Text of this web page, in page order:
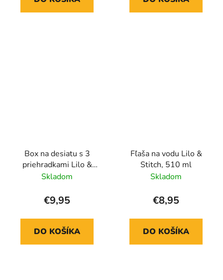
Box na desiatu s 3
priehradkami Lilo &
Stitch
Skladom
€9,95
DO KOŠÍKA
Fľaša na vodu Lilo &
Stitch, 510 ml
Skladom
€8,95
DO KOŠÍKA